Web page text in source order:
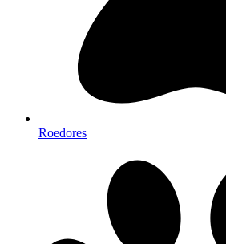
Roedores